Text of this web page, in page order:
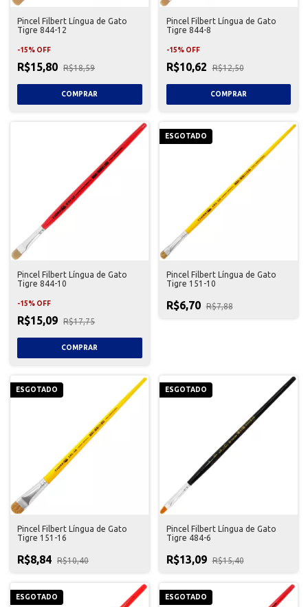
Pincel Filbert Língua de Gato
Tigre 844-12
-15% OFF
R$15,80 R$18,59
Pincel Filbert Língua de Gato
Tigre 844-8
-15% OFF
R$10,62 R$12,50
Pincel Filbert Língua de Gato
Tigre 844-10
-15% OFF
R$15,09 R$17,75
ESGOTADO
Pincel Filbert Língua de Gato
Tigre 151-10
R$6,70 R$7,88
ESGOTADO
Pincel Filbert Língua de Gato
Tigre 151-16
R$8,84 R$10,40
ESGOTADO
Pincel Filbert Língua de Gato
Tigre 484-6
R$13,09 R$15,40
ESGOTADO ESGOTADO